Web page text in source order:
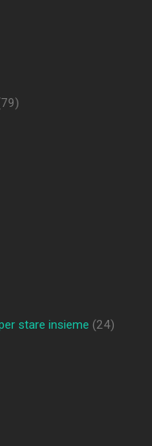
stare insieme (24)